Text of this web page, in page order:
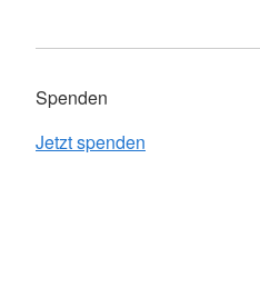
Spenden
Jetzt spenden